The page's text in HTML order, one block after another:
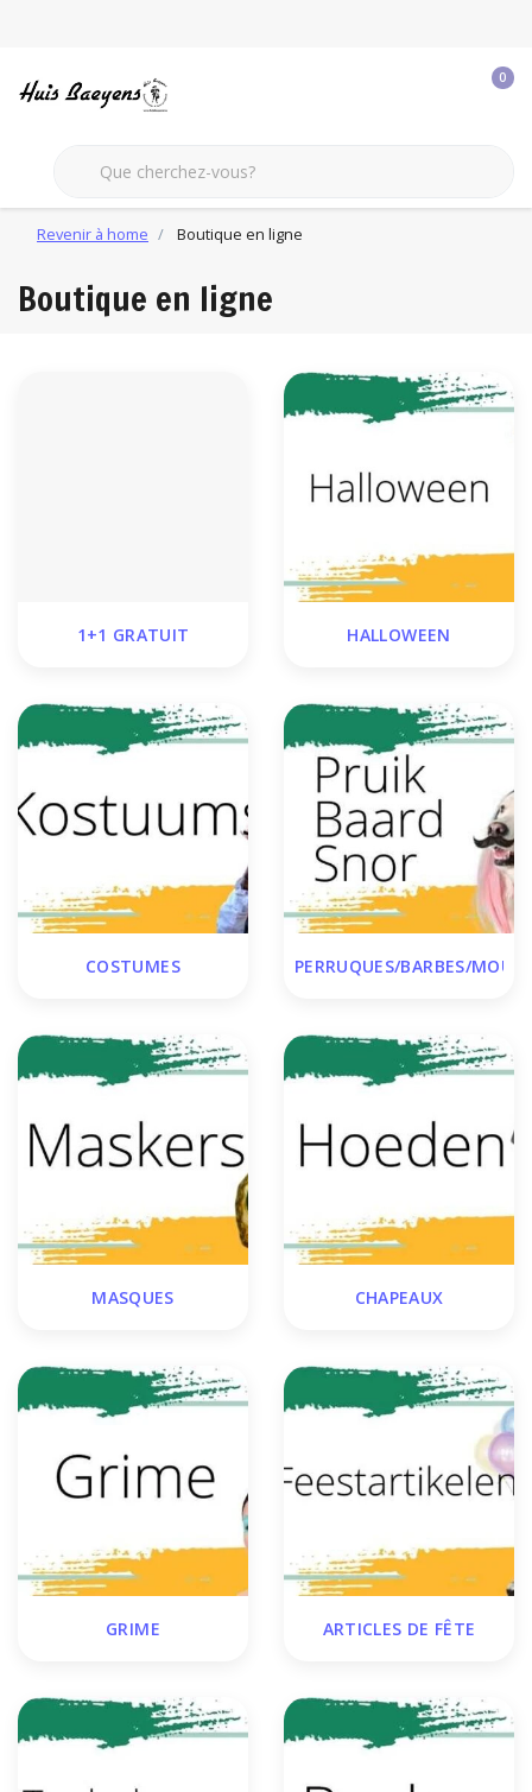
0
Revenir à home Boutique en ligne
Boutique en ligne
1+1 GRATUIT HALLOWEEN
COSTUMES PERRUQUES/BARBES/
MASQUES CHAPEAUX
GRIME ARTICLES DE FÊTE